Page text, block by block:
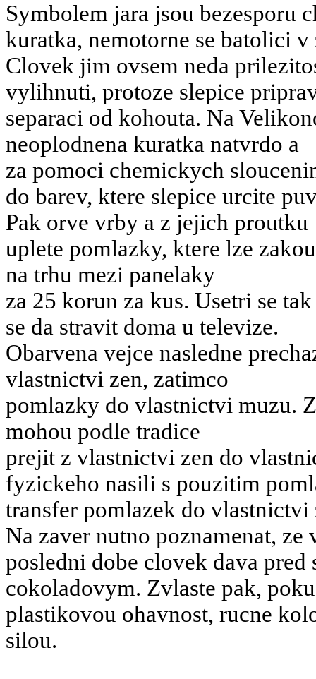
Symbolem jara jsou bezesporu
kuratka, nemotorne se batolici v
Clovek jim ovsem neda
vylihnuti, protoze slepice
separaci od kohouta. Na
neoplodnena kuratka natvrdo a
za pomoci chemickych
do barev, ktere slepice urcite
Pak orve vrby a z jejich proutku
uplete pomlazky, ktere lze
na trhu mezi panelaky
za 25 korun za kus. Usetri se
se da stravit doma u televize.
Obarvena vejce nasledne
vlastnictvi zen, zatimco
pomlazky do vlastnictvi muzu.
mohou podle tradice
prejit z vlastnictvi zen do
fyzickeho nasili s pouzitim
transfer pomlazek do
Na zaver nutno poznamenat, ze
posledni dobe clovek dava
cokoladovym. Zvlaste pak,
plastikovou ohavnost, rucne
silou.